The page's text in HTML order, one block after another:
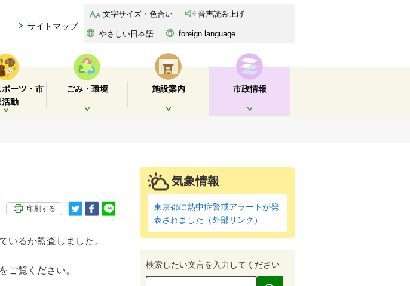
サイトマップ
文字サイズ・色合い 音声読み上げ
やさしい日本語 foreign language
ーツ・市
活動
ごみ・環境 施設案内 市政情報
印刷する
いるか監査しました。
ご覧ください。
気象情報
東京都に熱中症警戒アラートが発
表されました（外部リンク）
検索したい文言を入力してください